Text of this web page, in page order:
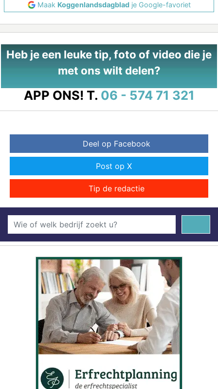
Maak Koggenlandsdagbladje Google-favoriet
Heb je een leuke tip, foto of video die je
met ons wilt delen?
APP ONS! T. 06 - 574 71 321
Deel op Facebook
Post op X
Tip de redactie